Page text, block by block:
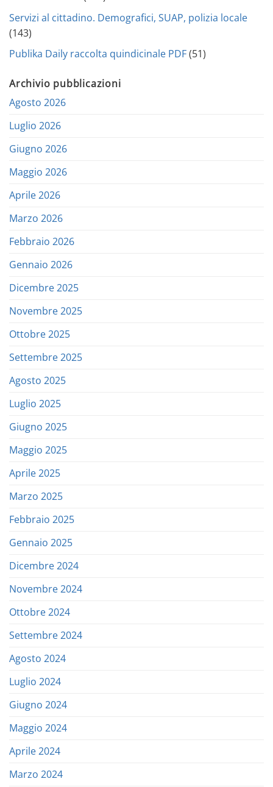
Servizi al cittadino. Demografici, SUAP, polizia locale
(143)
Publika Daily raccolta quindicinale PDF(51)
Archivio pubblicazioni
Agosto 2026
Luglio 2026
Giugno 2026
Maggio 2026
Aprile 2026
Marzo 2026
Febbraio 2026
Gennaio 2026
Dicembre 2025
Novembre 2025
Ottobre 2025
Settembre 2025
Agosto 2025
Luglio 2025
Giugno 2025
Maggio 2025
Aprile 2025
Marzo 2025
Febbraio 2025
Gennaio 2025
Dicembre 2024
Novembre 2024
Ottobre 2024
Settembre 2024
Agosto 2024
Luglio 2024
Giugno 2024
Maggio 2024
Aprile 2024
Marzo 2024